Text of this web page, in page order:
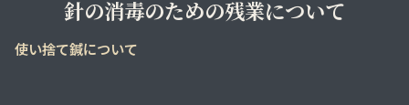
針の消毒のための残業について
使い捨て鍼について